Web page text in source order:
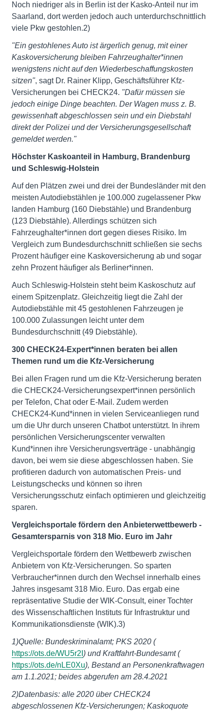
Noch niedriger als in Berlin ist der Kasko-Anteil nur im
Saarland, dort werden jedoch auch unterdurchschnittlich
viele Pkw gestohlen.2)
"Ein gestohlenes Auto ist ärgerlich genug, mit einer
Kaskoversicherung bleiben Fahrzeughalter*innen
wenigstens nicht auf den Wiederbeschaffungskosten
sitzen", sagt Dr. Rainer Klipp, Geschäftsführer Kfz-
Versicherungen bei CHECK24. "Dafür müssen sie
jedoch einige Dinge beachten. Der Wagen muss z. B.
gewissenhaft abgeschlossen sein und ein Diebstahl
direkt der Polizei und der Versicherungsgesellschaft
gemeldet werden."
Höchster Kaskoanteil in Hamburg, Brandenburg
und Schleswig-Holstein
Auf den Plätzen zwei und drei der Bundesländer mit den
meisten Autodiebstählen je 100.000 zugelassener Pkw
landen Hamburg (160 Diebstähle) und Brandenburg
(123 Diebstähle). Allerdings schützen sich
Fahrzeughalter*innen dort gegen dieses Risiko. Im
Vergleich zum Bundesdurchschnitt schließen sie sechs
Prozent häufiger eine Kaskoversicherung ab und sogar
zehn Prozent häufiger als Berliner*innen.
Auch Schleswig-Holstein steht beim Kaskoschutz auf
einem Spitzenplatz. Gleichzeitig liegt die Zahl der
Autodiebstähle mit 45 gestohlenen Fahrzeugen je
100.000 Zulassungen leicht unter dem
Bundesdurchschnitt (49 Diebstähle).
300 CHECK24-Expert*innen beraten bei allen
Themen rund um die Kfz-Versicherung
Bei allen Fragen rund um die Kfz-Versicherung beraten
die CHECK24-Versicherungsexpert*innen persönlich
per Telefon, Chat oder E-Mail. Zudem werden
CHECK24-Kund*innen in vielen Serviceanliegen rund
um die Uhr durch unseren Chatbot unterstützt. In ihrem
persönlichen Versicherungscenter verwalten
Kund*innen ihre Versicherungsverträge - unabhängig
davon, bei wem sie diese abgeschlossen haben. Sie
profitieren dadurch von automatischen Preis- und
Leistungschecks und können so ihren
Versicherungsschutz einfach optimieren und gleichzeitig
sparen.
Vergleichsportale fördern den Anbieterwettbewerb -
Gesamtersparnis von 318 Mio. Euro im Jahr
Vergleichsportale fördern den Wettbewerb zwischen
Anbietern von Kfz-Versicherungen. So sparten
Verbraucher*innen durch den Wechsel innerhalb eines
Jahres insgesamt 318 Mio. Euro. Das ergab eine
repräsentative Studie der WIK-Consult, einer Tochter
des Wissenschaftlichen Instituts für Infrastruktur und
Kommunikationsdienste (WIK).3)
1)Quelle: Bundeskriminalamt; PKS 2020 (
https://ots.de/WU5r2I ) und Kraftfahrt-Bundesamt (
https://ots.de/nLE0Xu), Bestand an Personenkraftwagen
am 1.1.2021; beides abgerufen am 28.4.2021
2)Datenbasis: alle 2020 über CHECK24
abgeschlossenen Kfz-Versicherungen; Kaskoquote